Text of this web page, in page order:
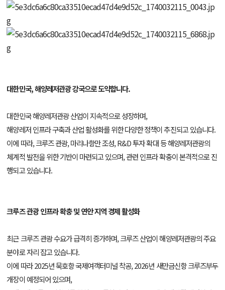
대한민국, 해양레저관광 강국으로 도약합니다.
대한민국 해양레저관광 산업이 지속적으로 성장하며,
해양레저 인프라 구축과 산업 활성화를 위한 다양한 정책이 추진되고 있습니다.
이에 따라, 크루즈 관광, 마리나항만 조성, R&D 투자 확대 등 해양레저관광의
체계적 발전을 위한 기반이 마련되고 있으며, 관련 인프라 확충이 본격적으로 진
행되고 있습니다.
크루즈 관광 인프라 확충 및 연안 지역 경제 활성화
최근 크루즈 관광 수요가 급격히 증가하며, 크루즈 산업이 해양레저관광의 주요
분야로 자리 잡고 있습니다.
이에 따라 2025년 묵호항 국제여객터미널 착공, 2026년 새만금신항 크루즈부두
개장이 예정되어 있으며,